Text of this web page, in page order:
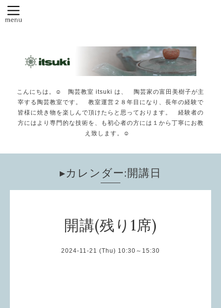
こんにちは。☺️ 陶芸教室 itsuki は、 陶芸家の富田美樹子が主
宰する陶芸教室です。 教室運営２８年目になり、長年の経験で
皆様に焼き物を楽しんで頂けたらと思っております。 経験者の
方にはより専門的な技術を、も初心者の方には１から丁寧にお教
え致します。☺️
▸カレンダー:開講日
開講(残り1席)
2024-11-21 (Thu) 10:30～15:30